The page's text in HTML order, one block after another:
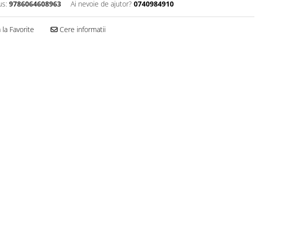
9786064608963 Ai nevoie de ajutor? 0740984910
la Favorite Cere informatii